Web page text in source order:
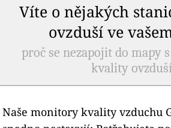
Víte o nějakých
ovzduší ve
proč se nezapojit do mapy
kvality
Naše monitory kvality vzduchu